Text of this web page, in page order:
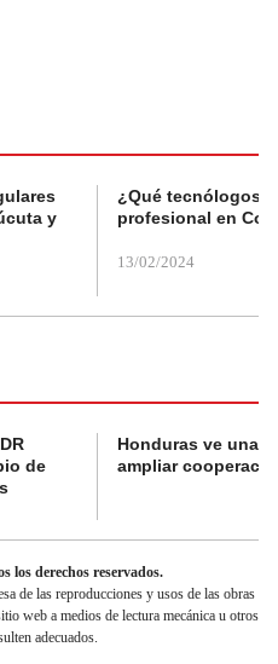
y
¿Qué tecnólogos
profesional en
13/02/2024
de
Honduras ve una
ampliar
los derechos reservados.
de las reproducciones y usos de las obras
web a medios de lectura mecánica u otros
adecuados.